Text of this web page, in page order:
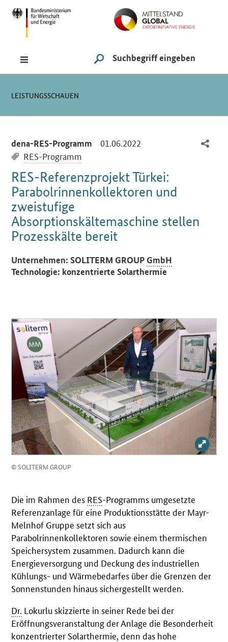
Suche
SUCHE STARTEN
Sie sind hier:
LEISTUNGSSCHAUEN
dena-RES-Programm 01.06.2022
RES-Programm
RES-Referenzprojekt Türkei:
Parabolrinnenkollektoren und
zweistufige
Absorptionskältemaschine stellen
Prozesskälte bereit
Unternehmen: SOLITERM GROUP GmbH
Technologie: konzentrierte Solarthermie
Bild
© SOLITERM GROUP
Die im Rahmen des RES-Programms umgesetzte
Referenzanlage für eine Produktionsstätte der Mayr-
Melnhof Gruppe setzt sich aus
Parabolrinnenkollektoren sowie einem thermischen
Speichersystem zusammen. Dadurch kann die
Energieversorgung und Deckung des industriellen
Kühlungs- und Wärmebedarfes über die Grenzen der
Sonnenstunden hinaus sichergestellt werden.
Dr. Lokurlu skizzierte in seiner Rede bei der
Eröffnungsveranstaltung der Anlage die Besonderheit
konzentrierter Solarthermie, denn das hohe